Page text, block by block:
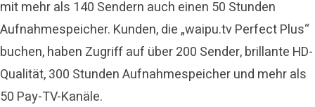
mit mehr als 140 Sendern auch einen 50 Stunden
Aufnahmespeicher. Kunden, die „waipu.tv Perfect Plus“
buchen, haben Zugriff auf über 200 Sender, brillante HD-
Qualität, 300 Stunden Aufnahmespeicher und mehr als
50 Pay-TV-Kanäle.